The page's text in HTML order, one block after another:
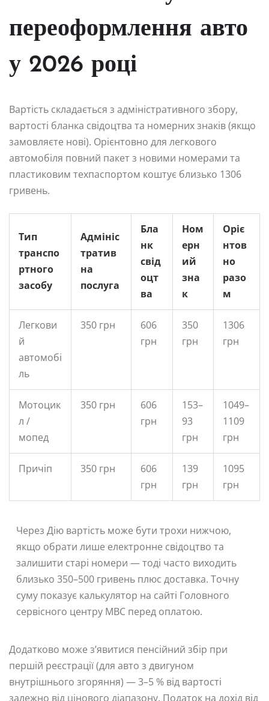
переоформлення авто
у 2026 році
Вартість складається з адміністративного збору,
вартості бланка свідоцтва та номерних знаків (якщо
замовляєте нові). Орієнтовно для легкового
автомобіля повний пакет з новими номерами та
пластиковим техпаспортом коштує близько 1306
гривень.
Тип
транспо
ртного
засобу
Адмініс
тратив
на
послуга
Бла
нк
свід
оцт
ва
Ном
ерн
ий
зна
к
Оріє
нтов
но
разо
м
Легкови
й
автомобі
ль
350 грн
606
грн
350
грн
1306
грн
Мотоцик
л /
мопед
350 грн
606
грн
153–
93
грн
1049–
1109
грн
Причіп 350 грн
606
грн
139
грн
1095
грн
Через Дію вартість може бути трохи нижчою,
якщо обрати лише електронне свідоцтво та
залишити старі номери — тоді часто виходить
близько 350–500 гривень плюс доставка. Точну
суму показує калькулятор на сайті Головного
сервісного центру МВС перед оплатою.
Додатково може з’явитися пенсійний збір при
першій реєстрації (для авто з двигуном
внутрішнього згоряння) — 3–5 % від вартості
залежно від цінового діапазону. Податок на дохід від